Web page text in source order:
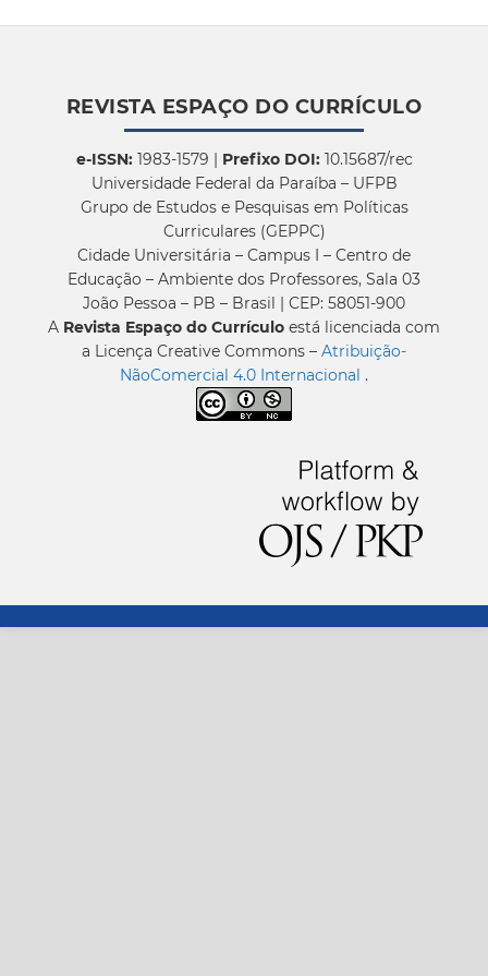
REVISTA ESPAÇO DO CURRÍCULO
e-ISSN:1983-1579 | Prefixo DOI:10.15687/rec
Universidade Federal da Paraíba – UFPB
Grupo de Estudos e Pesquisas em Políticas
Curriculares (GEPPC)
Cidade Universitária – Campus I – Centro de
Educação – Ambiente dos Professores, Sala 03
João Pessoa – PB – Brasil | CEP: 58051-900
A Revista Espaço do Currículo está licenciada com
a Licença Creative Commons – Atribuição-
NãoComercial 4.0 Internacional .